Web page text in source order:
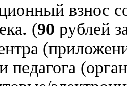
взнос
(90 рублей
педагога